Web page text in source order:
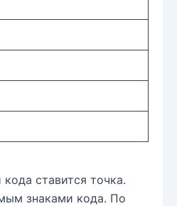
ставится точка.
знаками кода. По